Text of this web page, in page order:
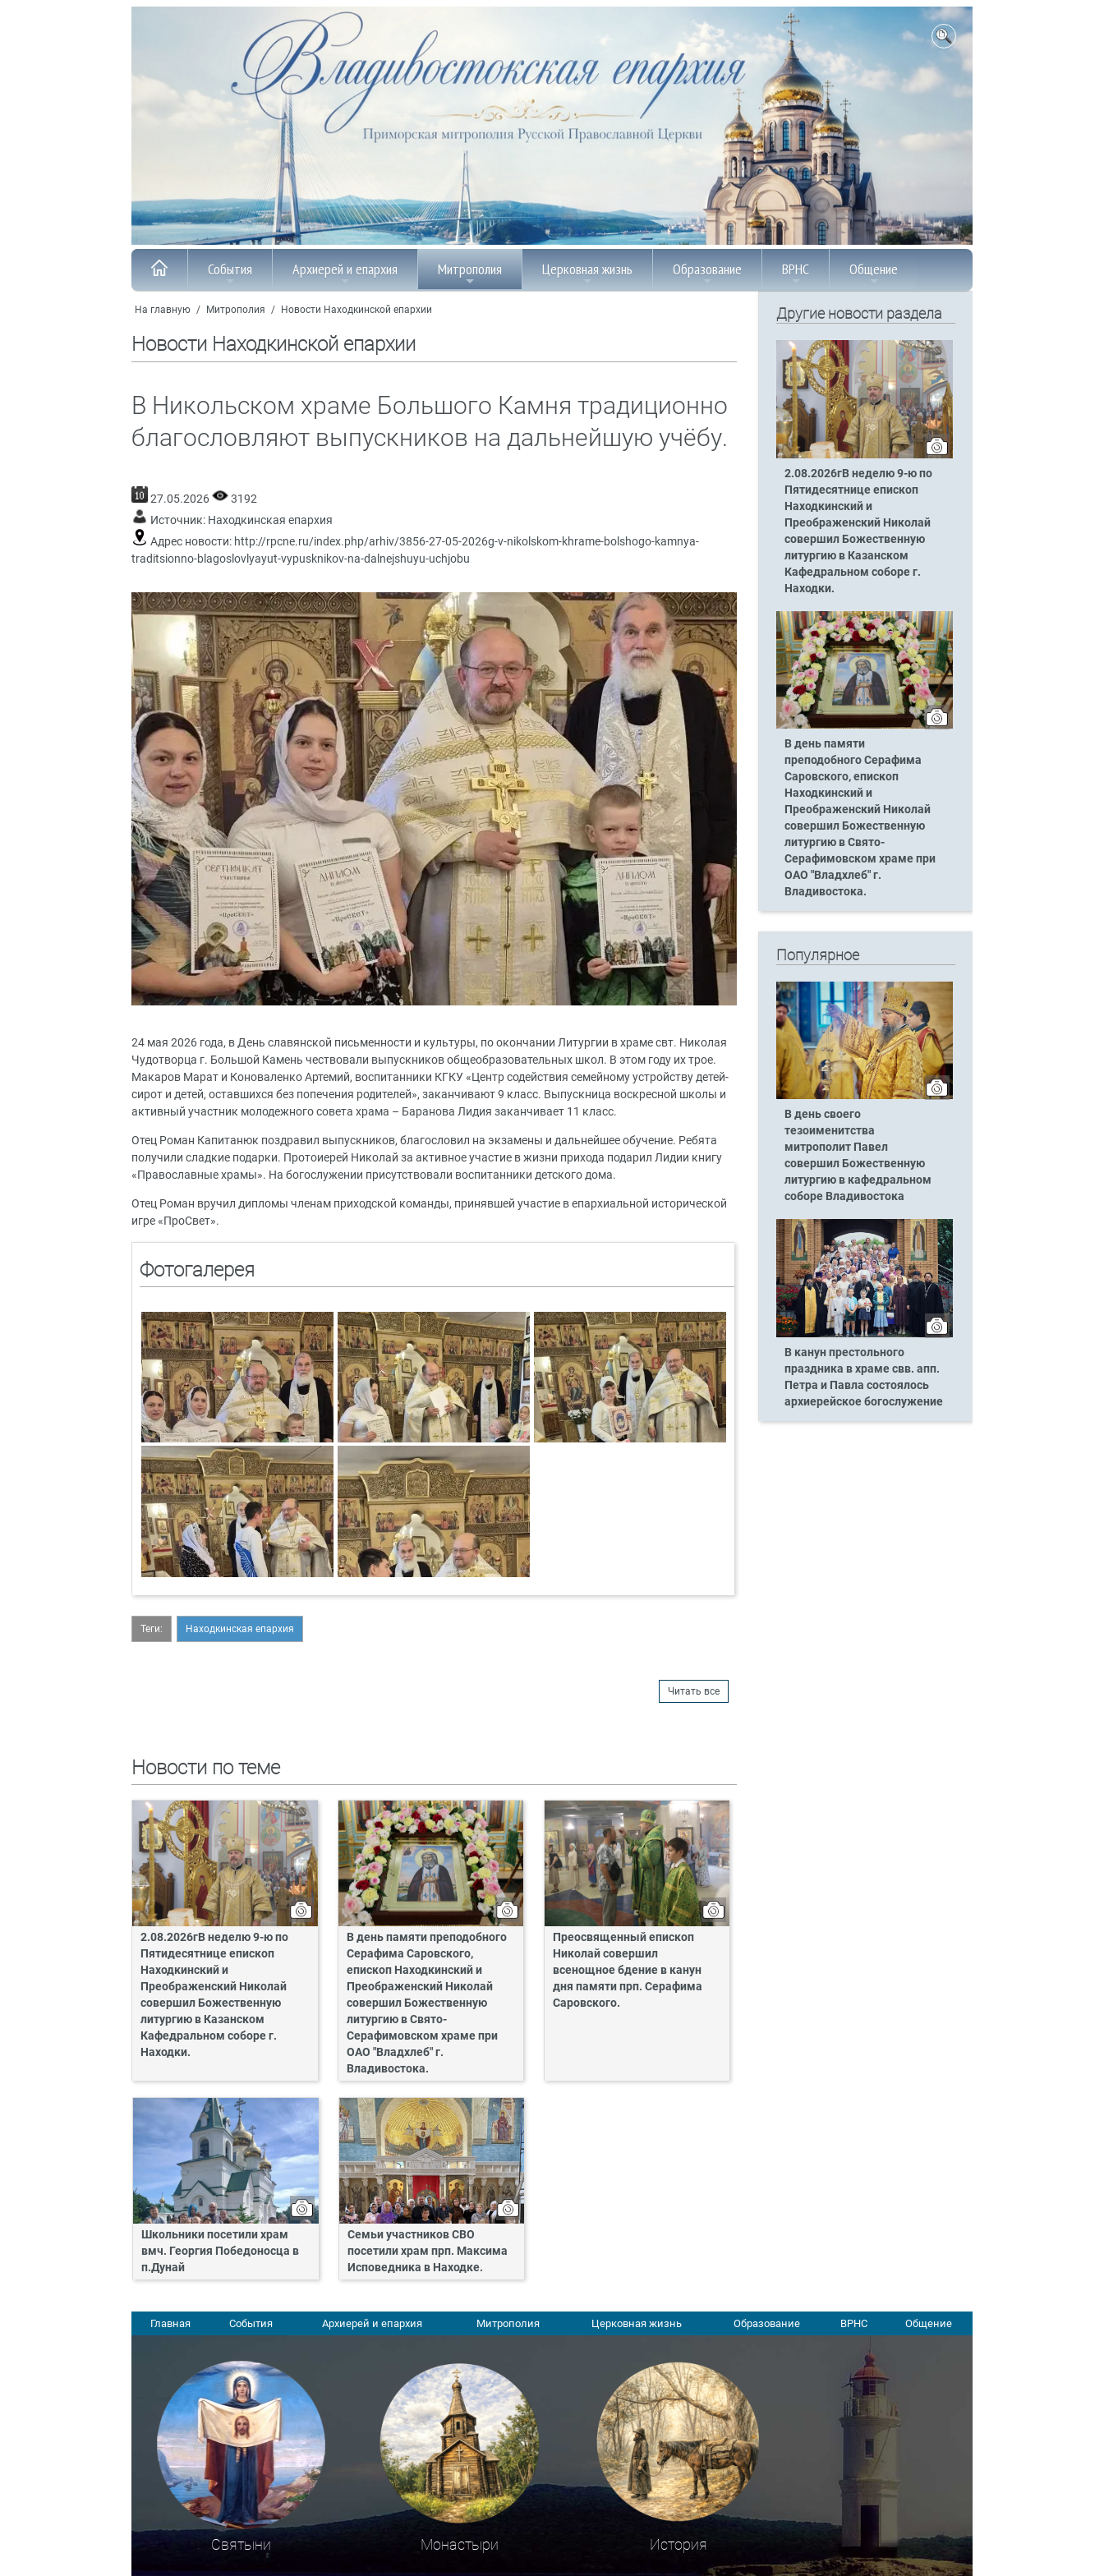
События Архиерей и епархия Митрополия Церковная жизнь Образование ВРНС Общение
На главную / Митрополия / Новости Находкинской епархии
Новости Находкинской епархии
В Никольском храме Большого Камня традиционно
благословляют выпускников на дальнейшую учёбу.
27.05.2026
3192
Источник: Находкинская епархия
Адрес новости: http://rpcne.ru/index.php/arhiv/3856-27-05-2026g-v-nikolskom-khrame-bolshogo-kamnya-
traditsionno-blagoslovlyayut-vypusknikov-na-dalnejshuyu-uchjobu
24 мая 2026 года, в День славянской письменности и культуры, по окончании Литургии в храме свт. Николая
Чудотворца г. Большой Камень чествовали выпускников общеобразовательных школ. В этом году их трое.
Макаров Марат и Коноваленко Артемий, воспитанники КГКУ «Центр содействия семейному устройству детей-
сирот и детей, оставшихся без попечения родителей», заканчивают 9 класс. Выпускница воскресной школы и
активный участник молодежного совета храма – Баранова Лидия заканчивает 11 класс.
Отец Роман Капитанюк поздравил выпускников, благословил на экзамены и дальнейшее обучение. Ребята
получили сладкие подарки. Протоиерей Николай за активное участие в жизни прихода подарил Лидии книгу
«Православные храмы». На богослужении присутствовали воспитанники детского дома.
Отец Роман вручил дипломы членам приходской команды, принявшей участие в епархиальной исторической
игре «ПроСвет».
Фотогалерея
Теги: Находкинская епархия
Читать все
Новости по теме
2.08.2026гВ неделю 9-ю по
Пятидесятнице епископ
Находкинский и
Преображенский Николай
совершил Божественную
литургию в Казанском
Кафедральном соборе г.
Находки.
В день памяти преподобного
Серафима Саровского,
епископ Находкинский и
Преображенский Николай
совершил Божественную
литургию в Свято-
Серафимовском храме при
ОАО "Владхлеб" г.
Владивостока.
Преосвященный епископ
Николай совершил
всенощное бдение в канун
дня памяти прп. Серафима
Саровского.
Школьники посетили храм
вмч. Георгия Победоносца в
п.Дунай
Семьи участников СВО
посетили храм прп. Максима
Исповедника в Находке.
Другие новости раздела
2.08.2026гВ неделю 9-ю по
Пятидесятнице епископ
Находкинский и
Преображенский Николай
совершил Божественную
литургию в Казанском
Кафедральном соборе г.
Находки.
В день памяти
преподобного Серафима
Саровского, епископ
Находкинский и
Преображенский Николай
совершил Божественную
литургию в Свято-
Серафимовском храме при
ОАО "Владхлеб" г.
Владивостока.
Популярное
В день своего
тезоименитства
митрополит Павел
совершил Божественную
литургию в кафедральном
соборе Владивостока
В канун престольного
праздника в храме свв. апп.
Петра и Павла состоялось
архиерейское богослужение
Главная События Архиерей и епархия Митрополия Церковная жизнь Образование ВРНС Общение
Святыни Монастыри История